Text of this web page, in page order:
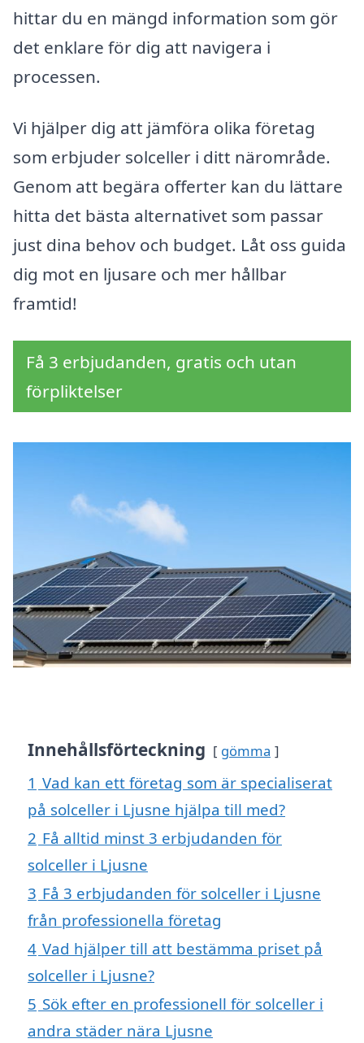
hittar du en mängd information som gör
det enklare för dig att navigera i
processen.
Vi hjälper dig att jämföra olika företag
som erbjuder solceller i ditt närområde.
Genom att begära offerter kan du lättare
hitta det bästa alternativet som passar
just dina behov och budget. Låt oss guida
dig mot en ljusare och mer hållbar
framtid!
Få 3 erbjudanden, gratis och utan
förpliktelser
Innehållsförteckning gömma
1 Vad kan ett företag som är specialiserat
på solceller i Ljusne hjälpa till med?
2 Få alltid minst 3 erbjudanden för
solceller i Ljusne
3 Få 3 erbjudanden för solceller i Ljusne
från professionella företag
4 Vad hjälper till att bestämma priset på
solceller i Ljusne?
5 Sök efter en professionell för solceller i
andra städer nära Ljusne